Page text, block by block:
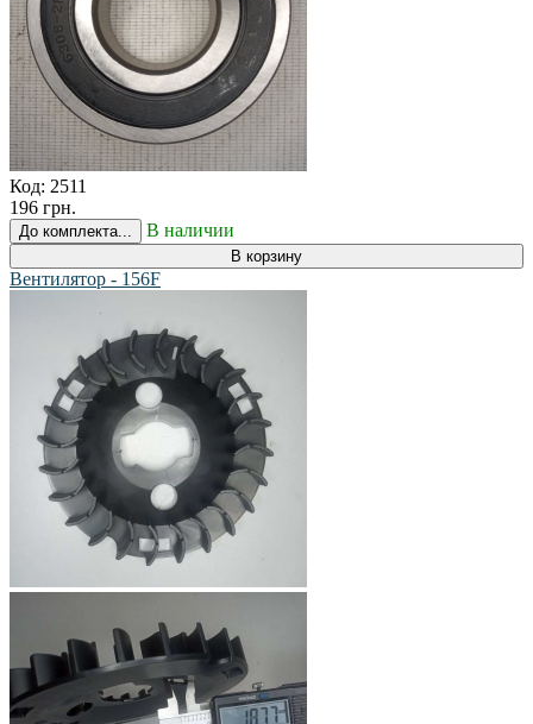
Код: 2511
196 грн.
До комплекта... В наличии
В корзину
Вентилятор - 156F